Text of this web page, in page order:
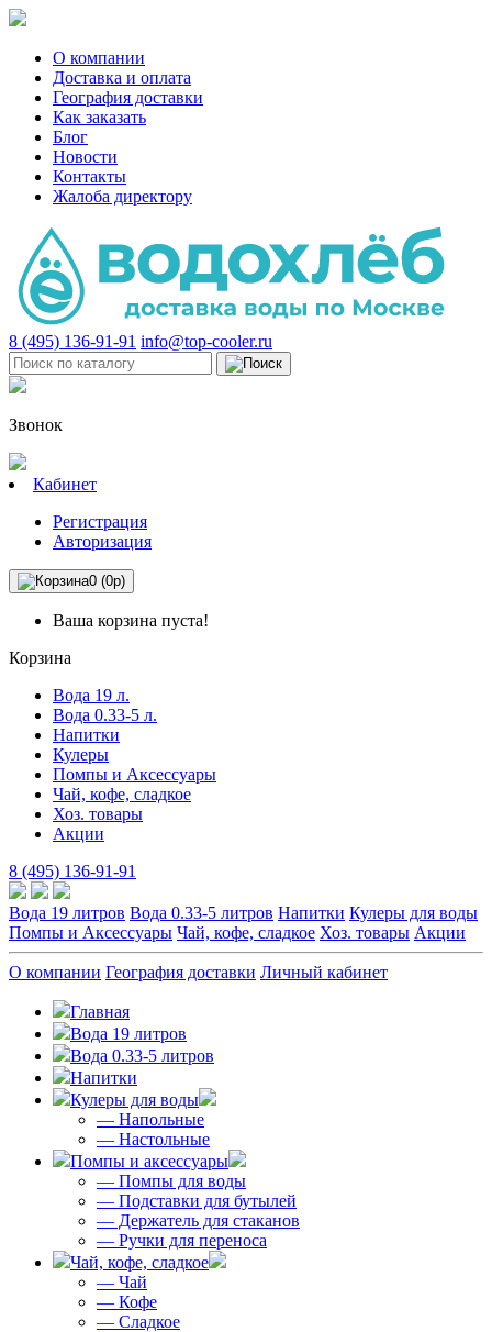
О компании
Доставка и оплата
География доставки
Как заказать
Блог
Новости
Контакты
Жалоба директору
8 (495) 136-91-91 info@top-cooler.ru
Звонок
Кабинет
Регистрация
Авторизация
0 (0р)
Ваша корзина пуста!
Корзина
Вода 19 л.
Вода 0.33-5 л.
Напитки
Кулеры
Помпы и Аксессуары
Чай, кофе, сладкое
Хоз. товары
Акции
8 (495) 136-91-91
Вода 19 литров Вода 0.33-5 литров Напитки Кулеры для воды
Помпы и Аксессуары Чай, кофе, сладкое Хоз. товары Акции
О компании География доставки Личный кабинет
Главная
Вода 19 литров
Вода 0.33-5 литров
Напитки
Кулеры для воды
— Напольные
— Настольные
Помпы и аксессуары
— Помпы для воды
— Подставки для бутылей
— Держатель для стаканов
— Ручки для переноса
Чай, кофе, сладкое
— Чай
— Кофе
— Сладкое